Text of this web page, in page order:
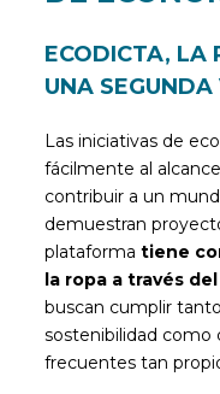
ECODICTA, LA
UNA
Las iniciativas de
fácilmente al
contribuir a un
demuestran
plataformatiene
la ropa a través
buscan cumplir
sostenibilidad como
frecuentes tan